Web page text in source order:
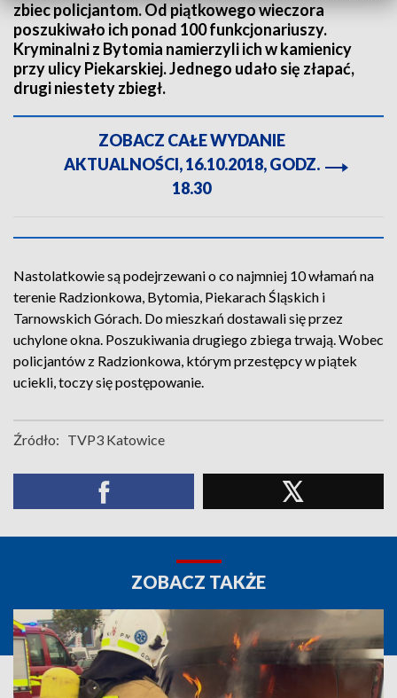
zbiec policjantom. Od piątkowego wieczora
poszukiwało ich ponad 100 funkcjonariuszy.
Kryminalni z Bytomia namierzyli ich w kamienicy
przy ulicy Piekarskiej. Jednego udało się złapać,
drugi niestety zbiegł.
ZOBACZ CAŁE WYDANIE
AKTUALNOŚCI, 16.10.2018, GODZ.
18.30
Nastolatkowie są podejrzewani o co najmniej 10 włamań na
terenie Radzionkowa, Bytomia, Piekarach Śląskich i
Tarnowskich Górach. Do mieszkań dostawali się przez
uchylone okna. Poszukiwania drugiego zbiega trwają. Wobec
policjantów z Radzionkowa, którym przestępcy w piątek
uciekli, toczy się postępowanie.
Źródło: TVP3 Katowice
ZOBACZ TAKŻE